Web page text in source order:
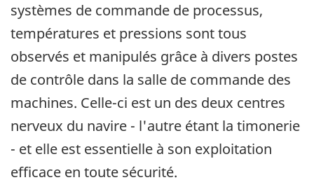
systèmes de commande de processus,
températures et pressions sont tous
observés et manipulés grâce à divers postes
de contrôle dans la salle de commande des
machines. Celle-ci est un des deux centres
nerveux du navire - l'autre étant la timonerie
- et elle est essentielle à son exploitation
efficace en toute sécurité.